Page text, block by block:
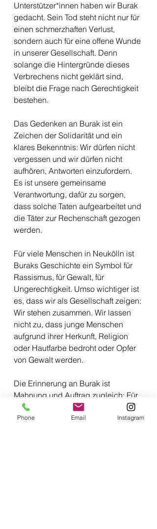
Unterstützer*innen haben wir Burak
gedacht. Sein Tod steht nicht nur für
einen schmerzhaften Verlust,
sondern auch für eine offene Wunde
in unserer Gesellschaft. Denn
solange die Hintergründe dieses
Verbrechens nicht geklärt sind,
bleibt die Frage nach Gerechtigkeit
bestehen.
Das Gedenken an Burak ist ein
Zeichen der Solidarität und ein
klares Bekenntnis: Wir dürfen nicht
vergessen und wir dürfen nicht
aufhören, Antworten einzufordern.
Es ist unsere gemeinsame
Verantwortung, dafür zu sorgen,
dass solche Taten aufgearbeitet und
die Täter zur Rechenschaft gezogen
werden.
Für viele Menschen in Neukölln ist
Buraks Geschichte ein Symbol für
Rassismus, für Gewalt, für
Ungerechtigkeit. Umso wichtiger ist
es, dass wir als Gesellschaft zeigen:
Wir stehen zusammen. Wir lassen
nicht zu, dass junge Menschen
aufgrund ihrer Herkunft, Religion
oder Hautfarbe bedroht oder Opfer
von Gewalt werden.
Die Erinnerung an Burak ist
Mahnung und Auftrag zugleich: Für
eine offene und solidarische
Gesellschaft, in der jeder Mensch
Phone Email Instagram